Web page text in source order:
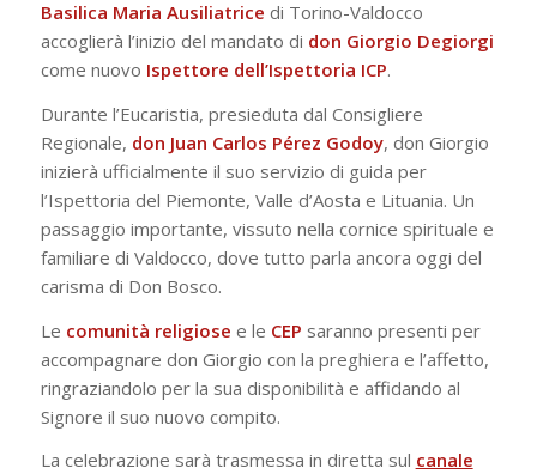
Basilica Maria Ausiliatrice di Torino-Valdocco
accoglierà l’inizio del mandato di don Giorgio Degiorgi
come nuovo Ispettore dell’Ispettoria ICP.
Durante l’Eucaristia, presieduta dal Consigliere
Regionale, don Juan Carlos Pérez Godoy, don Giorgio
inizierà ufficialmente il suo servizio di guida per
l’Ispettoria del Piemonte, Valle d’Aosta e Lituania. Un
passaggio importante, vissuto nella cornice spirituale e
familiare di Valdocco, dove tutto parla ancora oggi del
carisma di Don Bosco.
Le comunità religiose e le CEP saranno presenti per
accompagnare don Giorgio con la preghiera e l’affetto,
ringraziandolo per la sua disponibilità e affidando al
Signore il suo nuovo compito.
La celebrazione sarà trasmessa in diretta sul canale